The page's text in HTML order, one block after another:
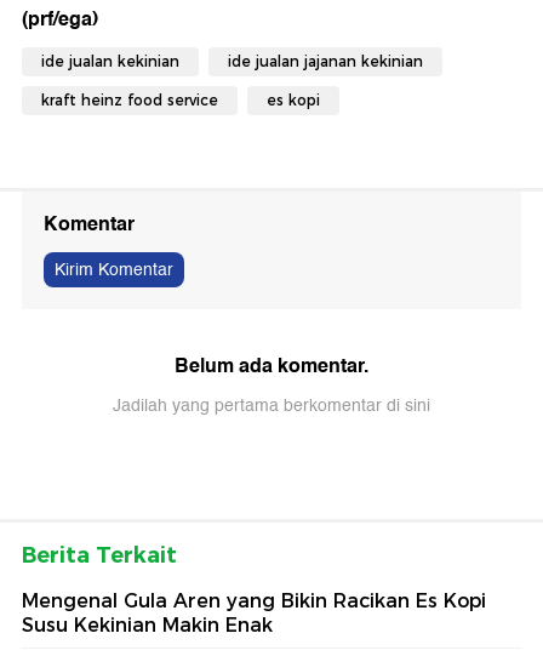
(prf/ega)
ide jualan kekinian ide jualan jajanan kekinian
kraft heinz food service es kopi
Komentar
Kirim Komentar
Belum ada komentar.
Jadilah yang pertama berkomentar di sini
Berita Terkait
Mengenal Gula Aren yang Bikin Racikan Es Kopi
Susu Kekinian Makin Enak